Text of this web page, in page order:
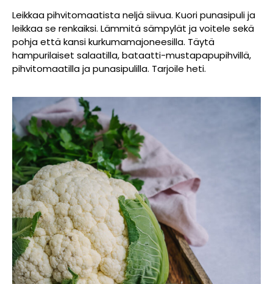
Leikkaa pihvitomaatista neljä siivua. Kuori punasipuli ja
leikkaa se renkaiksi. Lämmitä sämpylät ja voitele sekä
pohja että kansi kurkumamajoneesilla. Täytä
hampurilaiset salaatilla, bataatti-mustapapupihvillä,
pihvitomaatilla ja punasipulilla. Tarjoile heti.